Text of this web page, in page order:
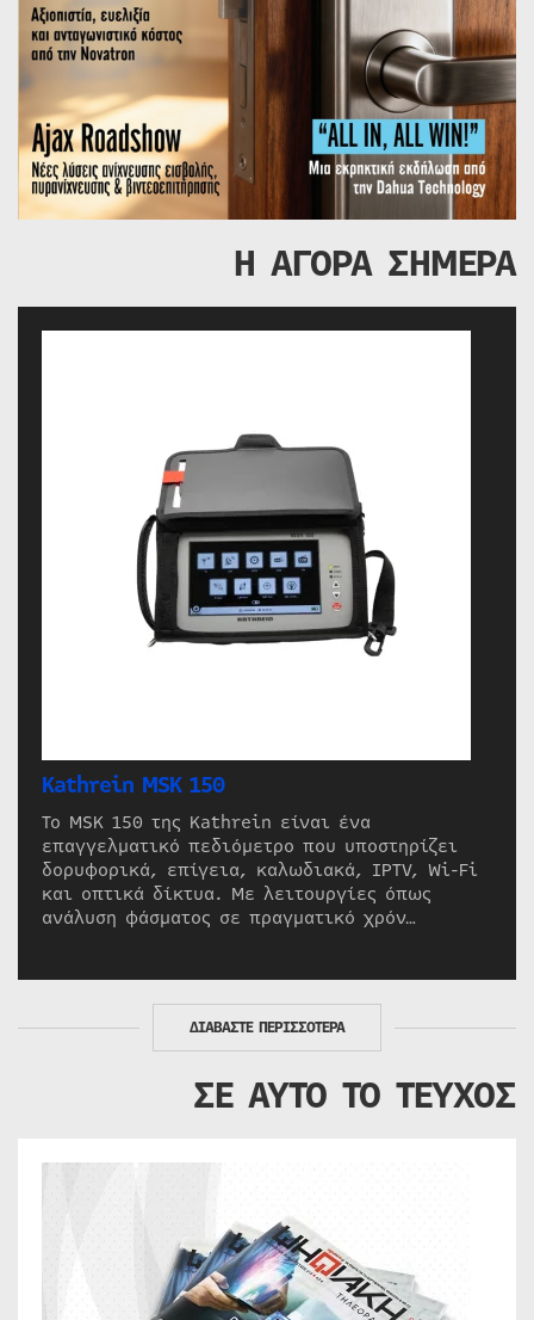
Η ΑΓΟΡΑ ΣΗΜΕΡΑ
Kathrein MSK 150
Το MSK 150 της Kathrein είναι ένα
επαγγελματικό πεδιόμετρο που υποστηρίζει
δορυφορικά, επίγεια, καλωδιακά, IPTV, Wi-Fi
και οπτικά δίκτυα. Με λειτουργίες όπως
ανάλυση φάσματος σε πραγματικό χρόν…
ΔΙΑΒΑΣΤΕ ΠΕΡΙΣΣΟΤΕΡΑ
ΣΕ ΑΥΤΟ ΤΟ ΤΕΥΧΟΣ